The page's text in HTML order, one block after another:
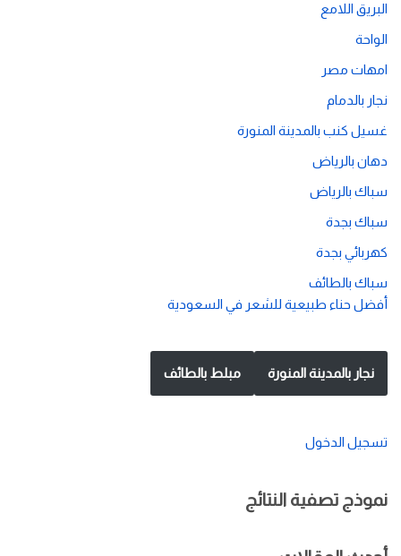
البريق اللامع
الواحة
امهات مصر
نجار بالدمام
غسيل كنب بالمدينة المنورة
دهان بالرياض
سباك بالرياض
سباك بجدة
كهربائي بجدة
سباك بالطائف
أفضل حناء طبيعية للشعر في السعودية
نجار بالمدينة المنورة مبلط بالطائف
تسجيل الدخول
نموذج تصفية النتائج